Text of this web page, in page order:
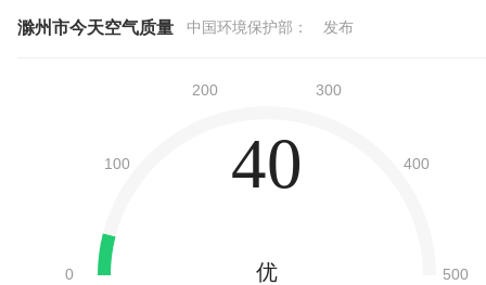
滁州市今天空气质量 中国环境保护部： 发布
40
优